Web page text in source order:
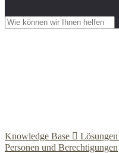
Knowledge Base  Lösungen
Personen und Berechtigungen